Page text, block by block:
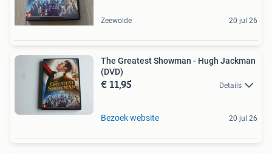
Zeewolde 20 jul 26
The Greatest Showman - Hugh Jackman
(DVD)
€ 11,95 Details
Bezoek website 20 jul 26